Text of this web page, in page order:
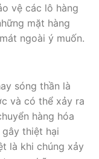
vệ các lô hàng
mặt hàng
ngoài ý muốn.
sóng thần là
và có thể xảy ra
hàng hóa
thiệt hại
là khi chúng xảy